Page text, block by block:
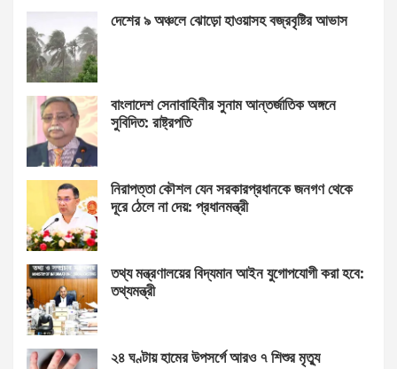
দেশের ৯ অঞ্চলে ঝোড়ো হাওয়াসহ বজ্রবৃষ্টির আভাস
বাংলাদেশ সেনাবাহিনীর সুনাম আন্তর্জাতিক অঙ্গনে
সুবিদিত: রাষ্ট্রপতি
নিরাপত্তা কৌশল যেন সরকারপ্রধানকে জনগণ থেকে
দূরে ঠেলে না দেয়: প্রধানমন্ত্রী
তথ্য মন্ত্রণালয়ের বিদ্যমান আইন যুগোপযোগী করা হবে:
তথ্যমন্ত্রী
২৪ ঘণ্টায় হামের উপসর্গে আরও ৭ শিশুর মৃত্যু